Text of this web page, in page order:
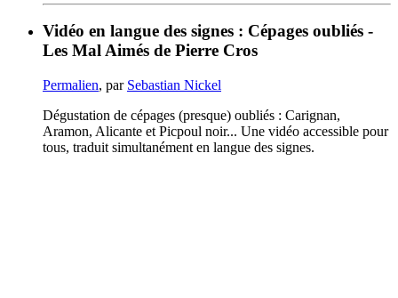
Vidéo en langue des signes : Cépages oubliés -
Les Mal Aimés de Pierre Cros
Permalien, par Sebastian Nickel
Dégustation de cépages (presque) oubliés : Carignan,
Aramon, Alicante et Picpoul noir... Une vidéo accessible pour
tous, traduit simultanément en langue des signes.